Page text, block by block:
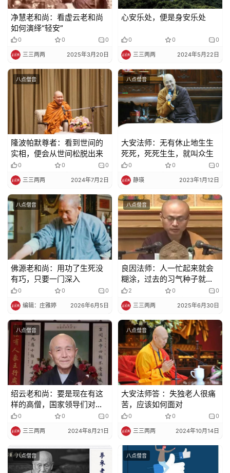
视
频
录
佛
政
策
法
免
责
声
明
净慧老和尚：看虚云老和尚
如何演绎“轻安”
0 0 0
三三两两 2025年3月20日
心安乐处，便是身安乐处
0 0 0
三三两两 2024年5月22日
八点僧音
隆波帕默尊者：看到世间的
实相，便会从世间松脱出来
0 0 0
三三两两 2024年7月2日
八点僧音
大安法师：无有休止地生生
死死，死死生生，就叫众生
0 0 0
静瑛 2023年1月12日
八点僧音
佛源老和尚：用功了生死没
有巧，只要一门深入
0 0 0
编辑：庄雅婷 2026年6月5日
八点僧音
良因法师：人一忙起来就会
糊涂，过去的习气种子就会
起现行
2 0 0
三三两两 2025年6月30日
八点僧音
绍云老和尚：要是现在有这
样的高僧，国家领导们对佛
教就不一样了
0 0 0
三三两两 2024年8月21日
八点僧音
大安法师答 ：失独老人很痛
苦，应该如何面对
0 0 0
三三两两 2024年10月14日
八点僧音 八点僧音